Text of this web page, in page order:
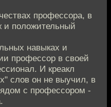
профессора, в
и положительный
навыках и
профессор в своей
И креакл
слов он не выучил, в
с профессором -